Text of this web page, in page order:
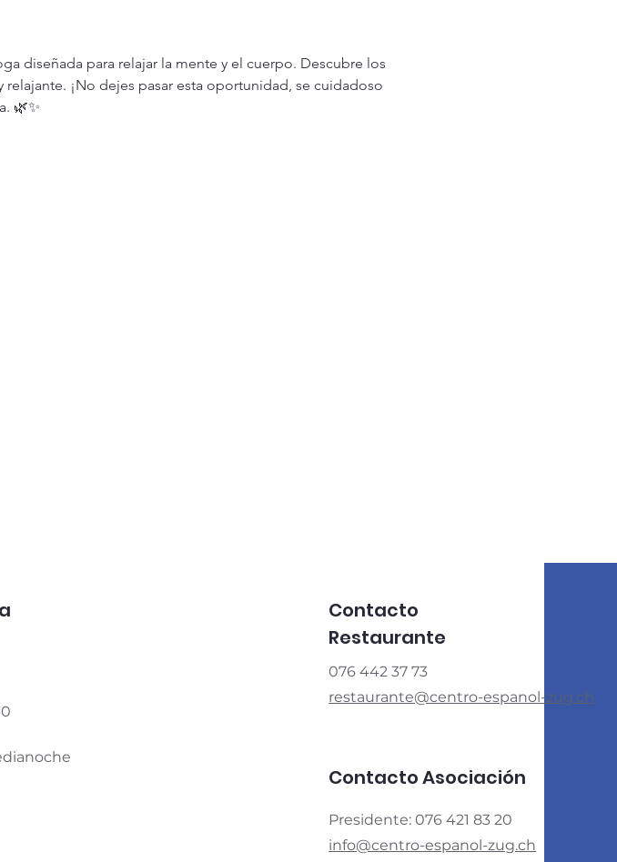
diseñada para relajar la mente y el cuerpo. Descubre los
¡No dejes pasar esta oportunidad, se cuidadoso
🌿✨
Contacto
Restaurante
076 442 37 73
restaurante@centro-espanol-zug.ch
Contacto Asociación
Presidente: 076 421 83 20
info@centro-espanol-zug.ch